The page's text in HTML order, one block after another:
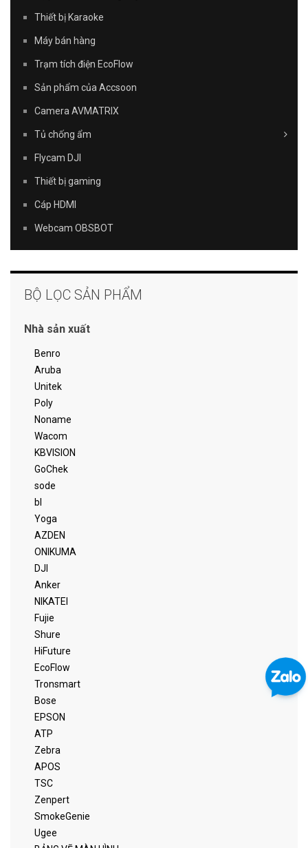
Thiết bị Karaoke
Máy bán hàng
Trạm tích điện EcoFlow
Sản phẩm của Accsoon
Camera AVMATRIX
Tủ chống ẩm
Flycam DJI
Thiết bị gaming
Cáp HDMI
Webcam OBSBOT
BỘ LỌC SẢN PHẨM
Nhà sản xuất
Benro
Aruba
Unitek
Poly
Noname
Wacom
KBVISION
GoChek
sode
bl
Yoga
AZDEN
ONIKUMA
DJI
Anker
NIKATEI
Fujie
Shure
HiFuture
EcoFlow
Tronsmart
Bose
EPSON
ATP
Zebra
APOS
TSC
Zenpert
SmokeGenie
Ugee